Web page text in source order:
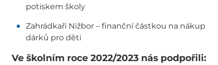
potiskem školy
Zahrádkaři Nižbor – finanční částkou na nákup
dárků pro děti
Ve školním roce 2022/2023 nás podpořili: